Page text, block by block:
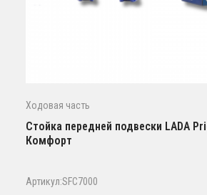
Ходовая часть
Стойка передней подвески LADA
Комфорт
Артикул:SFC7000